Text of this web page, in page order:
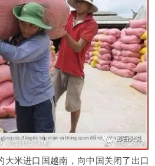
大米进口国越南，向中国关闭了出口